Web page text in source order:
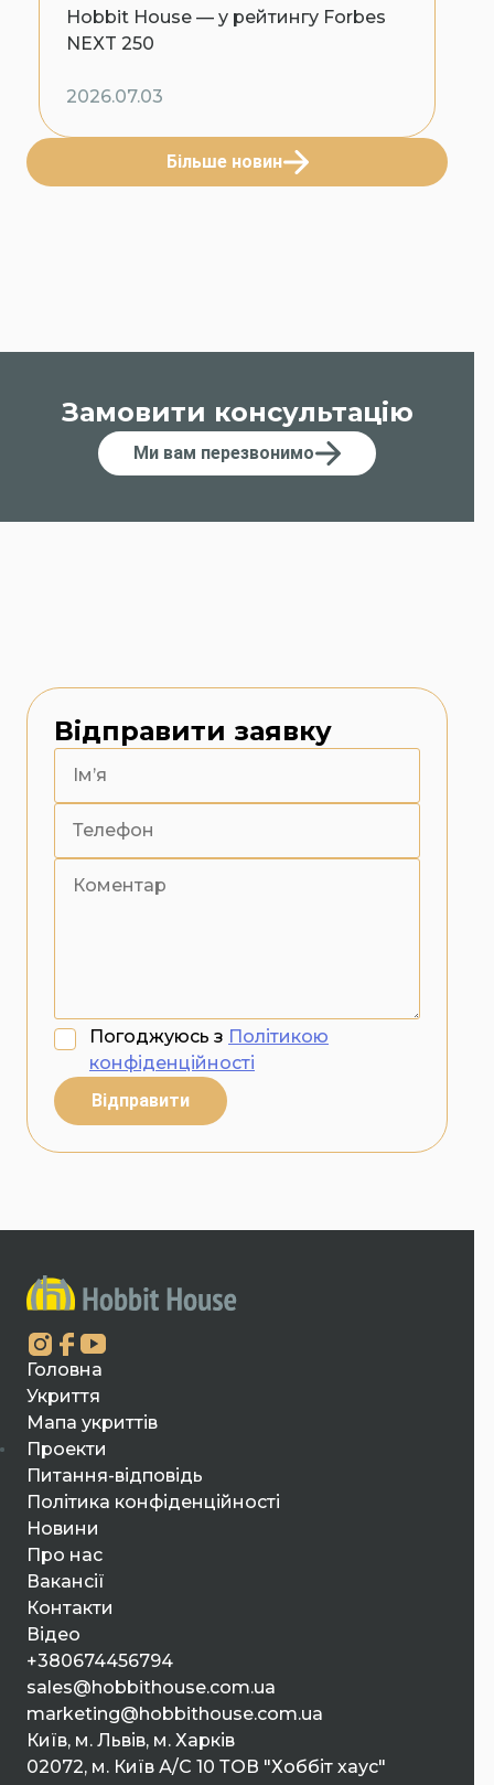
Hobbit House — у рейтингу Forbes
NEXT 250
2026.07.03
Більше новин
Замовити консультацію
Ми вам перезвонимо
Відправити заявку
Погоджуюсь з Політикою
конфіденційності
Відправити
Головна
Укриття
Мапа укриттів
Проекти
Питання-відповідь
Політика конфіденційності
Новини
Про нас
Вакансії
Контакти
Відео
+380674456794
sales@hobbithouse.com.ua
marketing@hobbithouse.com.ua
Київ, м. Львів, м. Харків
02072, м. Київ А/С 10 ТОВ "Хоббіт хаус"